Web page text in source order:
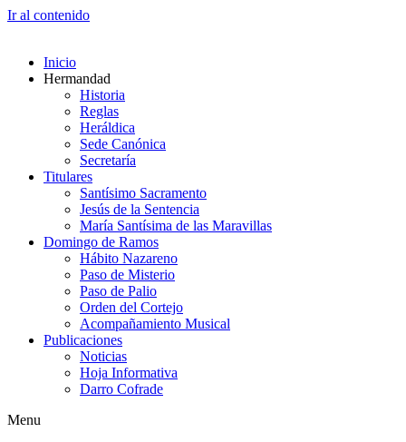
Ir al contenido
Inicio
Hermandad
Historia
Reglas
Heráldica
Sede Canónica
Secretaría
Titulares
Santísimo Sacramento
Jesús de la Sentencia
María Santísima de las Maravillas
Domingo de Ramos
Hábito Nazareno
Paso de Misterio
Paso de Palio
Orden del Cortejo
Acompañamiento Musical
Publicaciones
Noticias
Hoja Informativa
Darro Cofrade
Menu